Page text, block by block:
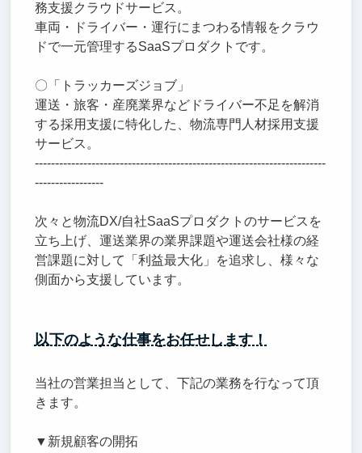
務支援クラウドサービス。
車両・ドライバー・運行にまつわる情報をクラウ
ドで一元管理するSaaSプロダクトです。
〇「トラッカーズジョブ」
運送・旅客・産廃業界などドライバー不足を解消
する採用支援に特化した、物流専門人材採用支援
サービス。
------------------------------------------------------------------------
-----------------
次々と物流DX/自社SaaSプロダクトのサービスを
立ち上げ、運送業界の業界課題や運送会社様の経
営課題に対して「利益最大化」を追求し、様々な
側面から支援しています。
以下のような仕事をお任せします！
当社の営業担当として、下記の業務を行なって頂
きます。
▼新規顧客の開拓